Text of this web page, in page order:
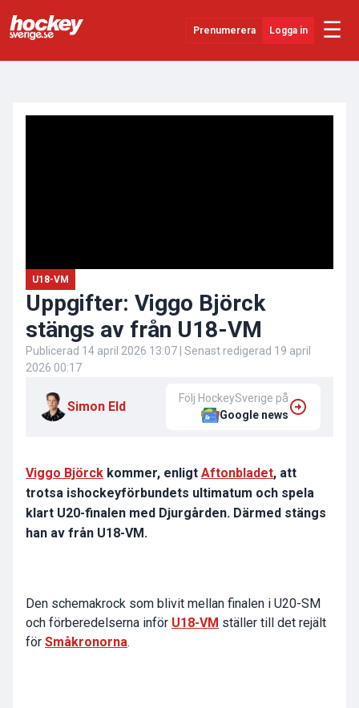
Prenumerera Logga in ☰
U18-VM
Uppgifter: Viggo Björck
stängs av från U18-VM
Publicerad 14 april 2026 13:07 | Senast redigerad 19 april
2026 00:17
Simon Eld
Följ HockeySverige på
Google news
Viggo Björck kommer, enligt Aftonbladet, att
trotsa ishockeyförbundets ultimatum och spela
klart U20-finalen med Djurgården. Därmed stängs
han av från U18-VM.
Den schemakrock som blivit mellan finalen i U20-SM
och förberedelserna inför U18-VM ställer till det rejält
för Småkronorna.